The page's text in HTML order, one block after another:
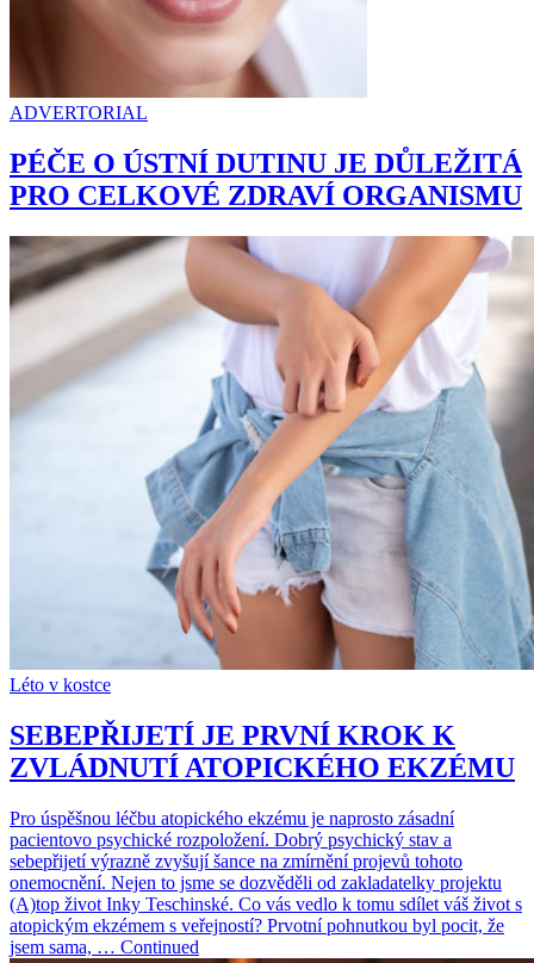
ADVERTORIAL
PÉČE O ÚSTNÍ DUTINU JE DŮLEŽITÁ
PRO CELKOVÉ ZDRAVÍ ORGANISMU
Léto v kostce
SEBEPŘIJETÍ JE PRVNÍ KROK K
ZVLÁDNUTÍ ATOPICKÉHO EKZÉMU
Pro úspěšnou léčbu atopického ekzému je naprosto zásadní
pacientovo psychické rozpoložení. Dobrý psychický stav a
sebepřijetí výrazně zvyšují šance na zmírnění projevů tohoto
onemocnění. Nejen to jsme se dozvěděli od zakladatelky projektu
(A)top život Inky Teschinské. Co vás vedlo k tomu sdílet váš život s
atopickým ekzémem s veřejností? Prvotní pohnutkou byl pocit, že
jsem sama, … Continued